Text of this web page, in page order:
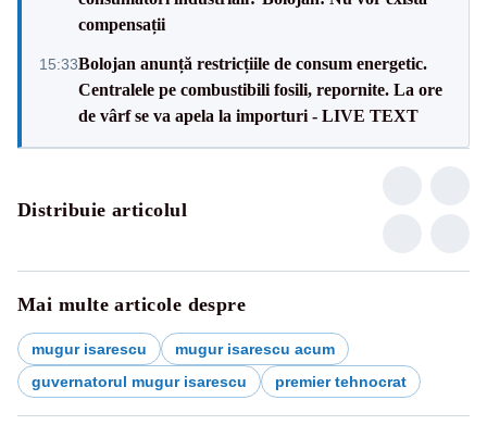
compensații
15:33Bolojan anunță restricțiile de consum energetic.
Centralele pe combustibili fosili, repornite. La ore
de vârf se va apela la importuri - LIVE TEXT
Distribuie articolul
Mai multe articole despre
mugur isarescu
mugur isarescu acum
guvernatorul mugur isarescu
premier tehnocrat